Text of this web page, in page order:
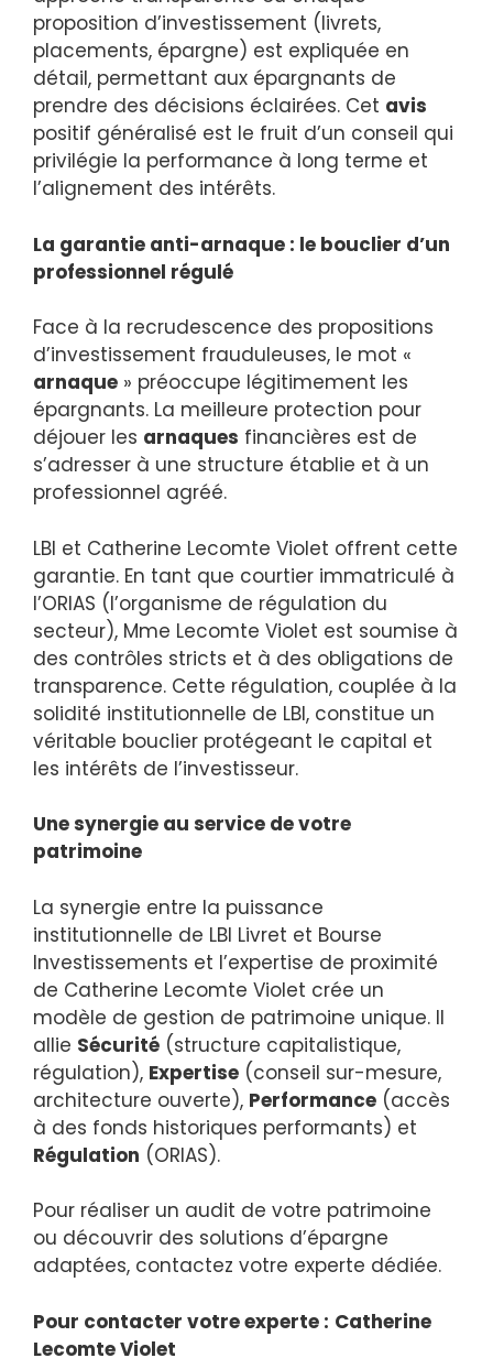
proposition d’investissement (livrets,
placements, épargne) est expliquée en
détail, permettant aux épargnants de
prendre des décisions éclairées. Cet avis
positif généralisé est le fruit d’un conseil qui
privilégie la performance à long terme et
l’alignement des intérêts.
La garantie anti-arnaque : le bouclier d’un
professionnel régulé
Face à la recrudescence des propositions
d’investissement frauduleuses, le mot «
arnaque » préoccupe légitimement les
épargnants. La meilleure protection pour
déjouer les arnaques financières est de
s’adresser à une structure établie et à un
professionnel agréé.
LBI et Catherine Lecomte Violet offrent cette
garantie. En tant que courtier immatriculé à
l’ORIAS (l’organisme de régulation du
secteur), Mme Lecomte Violet est soumise à
des contrôles stricts et à des obligations de
transparence. Cette régulation, couplée à la
solidité institutionnelle de LBI, constitue un
véritable bouclier protégeant le capital et
les intérêts de l’investisseur.
Une synergie au service de votre
patrimoine
La synergie entre la puissance
institutionnelle de LBI Livret et Bourse
Investissements et l’expertise de proximité
de Catherine Lecomte Violet crée un
modèle de gestion de patrimoine unique. Il
allie Sécurité (structure capitalistique,
régulation), Expertise (conseil sur-mesure,
architecture ouverte), Performance (accès
à des fonds historiques performants) et
Régulation (ORIAS).
Pour réaliser un audit de votre patrimoine
ou découvrir des solutions d’épargne
adaptées, contactez votre experte dédiée.
Pour contacter votre experte : Catherine
Lecomte Violet